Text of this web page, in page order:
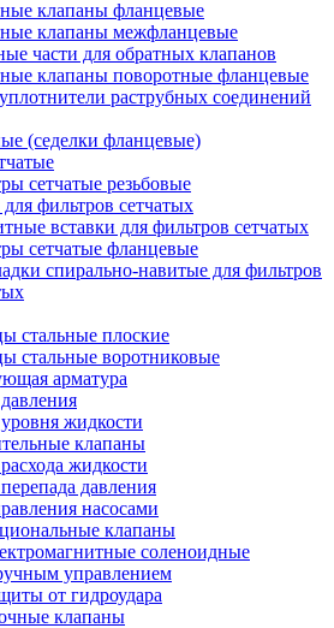
клапаны фланцевые
клапаны межфланцевые
части для обратных клапанов
клапаны поворотные фланцевые
раструбных соединений
(седелки фланцевые)
сетчатые резьбовые
фильтров сетчатых
вставки для фильтров сетчатых
сетчатые фланцевые
спирально-навитые для фильтров
стальные плоские
стальные воротниковые
арматура
жидкости
клапаны
жидкости
давления
насосами
клапаны
соленоидные
управлением
от гидроудара
клапаны